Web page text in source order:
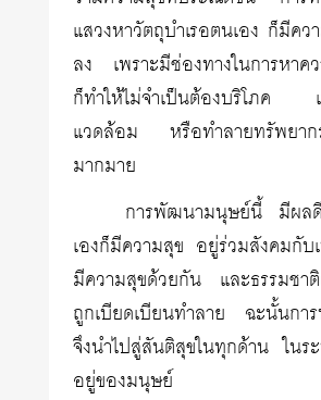
แสวงหาวัตถุบำเรอตนเอง ก็มีคว
ลง เพราะมีช่องทางในการหาค
ก็ทำให้ไม่จำเป็นต้องบริโภค
แวดล้อม หรือทำลายทรัพยาก
มากมาย
การพัฒนามนุษย์นี้ มีผล
เองก็มีความสุข อยู่ร่วมสังคมกั
มีความสุขด้วยกัน และธรรมชา
ถูกเบียดเบียนทำลาย ฉะนั้นก
จึงนำไปสู่สันติสุขในทุกด้าน ในร
อยู่ของมนุษย์